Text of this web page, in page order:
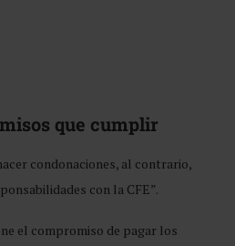
que cumplir
condonaciones, al contrario,
con la CFE”.
el compromiso de pagar los